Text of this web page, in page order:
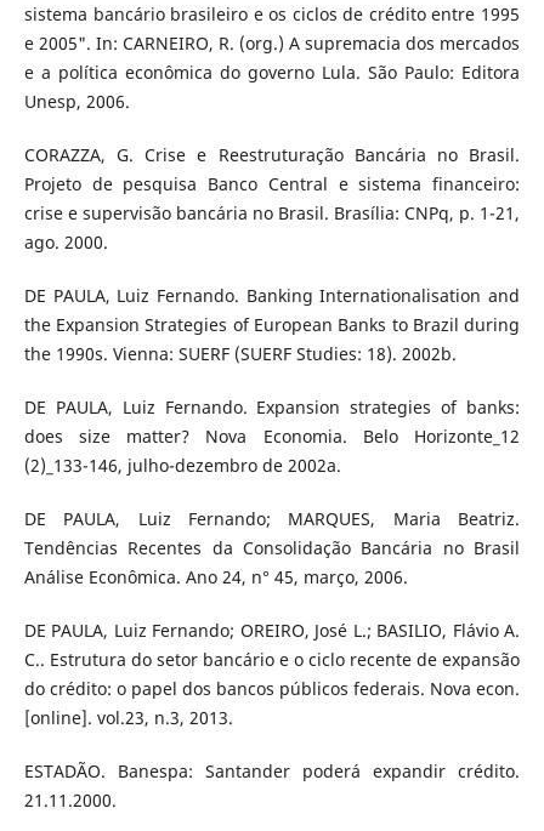
sistema bancário brasileiro e os ciclos de crédito entre 1995
e 2005". In: CARNEIRO, R. (org.) A supremacia dos mercados
e a política econômica do governo Lula. São Paulo: Editora
Unesp, 2006.
CORAZZA, G. Crise e Reestruturação Bancária no Brasil.
Projeto de pesquisa Banco Central e sistema financeiro:
crise e supervisão bancária no Brasil. Brasília: CNPq, p. 1-21,
ago. 2000.
DE PAULA, Luiz Fernando. Banking Internationalisation and
the Expansion Strategies of European Banks to Brazil during
the 1990s. Vienna: SUERF (SUERF Studies: 18). 2002b.
DE PAULA, Luiz Fernando. Expansion strategies of banks:
does size matter? Nova Economia. Belo Horizonte_12
(2)_133-146, julho-dezembro de 2002a.
DE PAULA, Luiz Fernando; MARQUES, Maria Beatriz.
Tendências Recentes da Consolidação Bancária no Brasil
Análise Econômica. Ano 24, n° 45, março, 2006.
DE PAULA, Luiz Fernando; OREIRO, José L.; BASILIO, Flávio A.
C.. Estrutura do setor bancário e o ciclo recente de expansão
do crédito: o papel dos bancos públicos federais. Nova econ.
[online]. vol.23, n.3, 2013.
ESTADÃO. Banespa: Santander poderá expandir crédito.
21.11.2000.